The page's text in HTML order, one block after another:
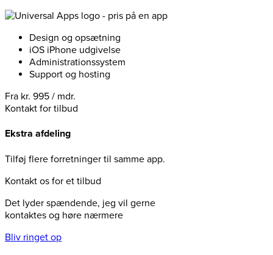
Design og opsætning
iOS iPhone udgivelse
Administrationssystem
Support og hosting
Fra kr. 995 / mdr.
Kontakt for tilbud
Ekstra afdeling
Tilføj flere forretninger til samme app.
Kontakt os for et tilbud
Det lyder spændende, jeg vil gerne
kontaktes og høre nærmere
Bliv ringet op